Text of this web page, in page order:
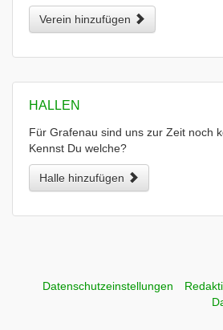
Verein hinzufügen
HALLEN
Für Grafenau sind uns zur Zeit noch
Kennst Du welche?
Halle hinzufügen
Datenschutzeinstellungen